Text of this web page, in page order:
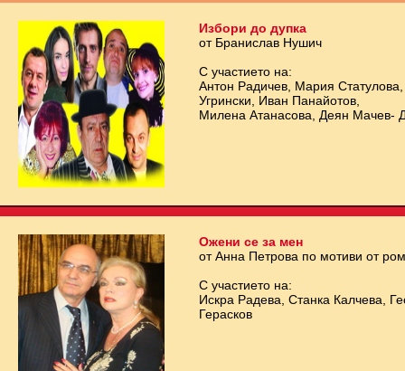
Избори до дупка
от Бранислав Нушич
С участието на:
Антон Радичев, Мария
Угрински, Иван Панайотов,
Милена Атанасова, Деян Мачев-
Ожени се за мен
от Анна Петрова по мотиви от
С участието на:
Искра Радева, Станка Калчева,
Герасков